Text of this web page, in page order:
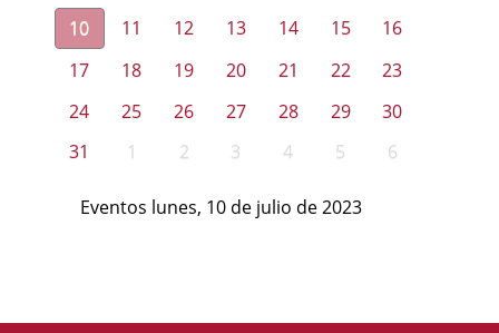
10
11 12 13 14 15
16
17
18 19 20 21 22
23
24
25 26 27 28 29
30
31
1 2 3 4 5 6
Eventos lunes, 10 de julio de 2023